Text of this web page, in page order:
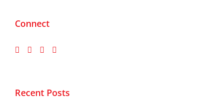
Connect
Recent Posts